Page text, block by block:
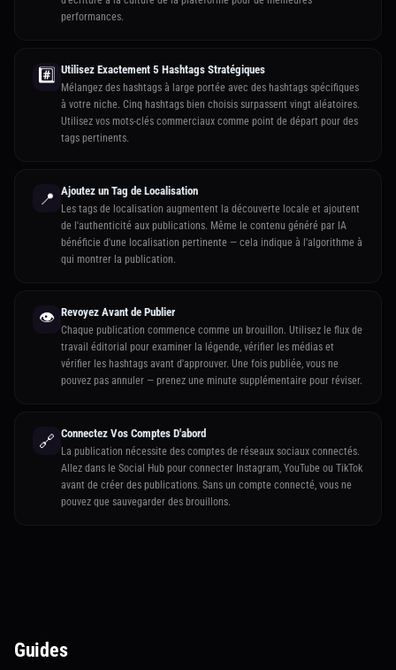
performances.
#️⃣ Utilisez Exactement 5 Hashtags Stratégiques
Mélangez des hashtags à large portée avec des hashtags spécifiques
à votre niche. Cinq hashtags bien choisis surpassent vingt aléatoires.
Utilisez vos mots-clés commerciaux comme point de départ pour des
tags pertinents.
📍 Ajoutez un Tag de Localisation
Les tags de localisation augmentent la découverte locale et ajoutent
de l'authenticité aux publications. Même le contenu généré par IA
bénéficie d'une localisation pertinente — cela indique à l'algorithme à
qui montrer la publication.
👁️ Revoyez Avant de Publier
Chaque publication commence comme un brouillon. Utilisez le flux de
travail éditorial pour examiner la légende, vérifier les médias et
vérifier les hashtags avant d'approuver. Une fois publiée, vous ne
pouvez pas annuler — prenez une minute supplémentaire pour réviser.
🔗 Connectez Vos Comptes D'abord
La publication nécessite des comptes de réseaux sociaux connectés.
Allez dans le Social Hub pour connecter Instagram, YouTube ou TikTok
avant de créer des publications. Sans un compte connecté, vous ne
pouvez que sauvegarder des brouillons.
Guides